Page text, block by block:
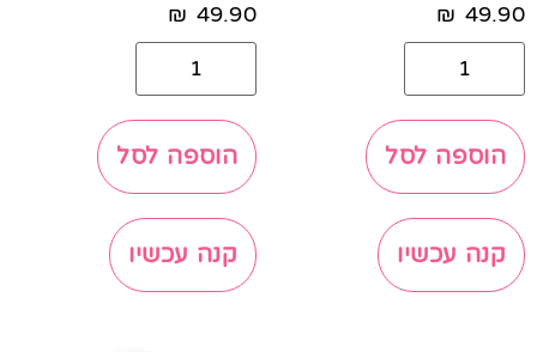
49.90
₪
הוספה לסל
קנה עכשיו
49.90
₪
הוספה לסל
קנה עכשיו